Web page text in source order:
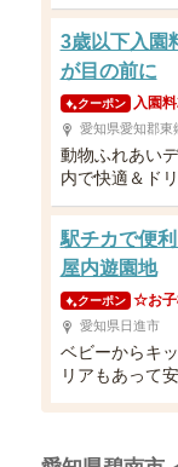
3歳以下入園
が目の前に
クーポン 入園
愛知県愛知郡東
動物ふれあい
内で快適＆ド
駅チカで便
屋内遊園地
クーポン ☆お子
愛知県日進市
ベビーからキ
リアもあって